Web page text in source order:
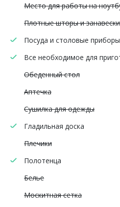
Место для работы на
Плотные шторы и занавески
Посуда и столовые приборы
Все необходимое для
Обеденный стол
Аптечка
Сушилка для одежды
Гладильная доска
Плечики
Полотенца
Белье
Москитная сетка